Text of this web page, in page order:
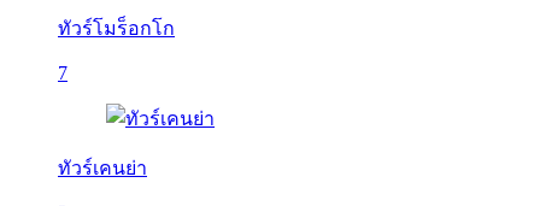
ทัวร์โมร็อกโก
7
ทัวร์เคนย่า